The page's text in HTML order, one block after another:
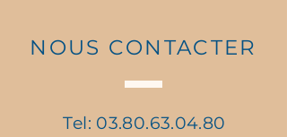
NOUS CONTACTER
Tel: 03.80.63.04.80